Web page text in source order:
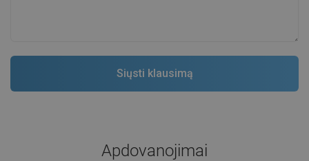
Apdovanojimai